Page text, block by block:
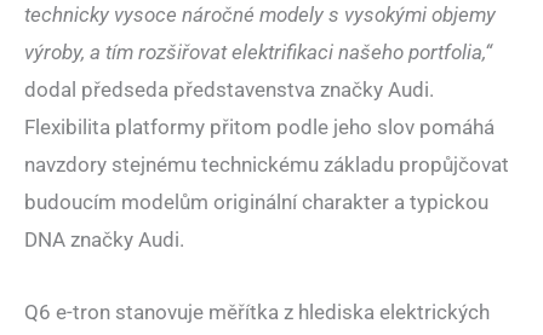
technicky vysoce náročné modely s vysokými objemy
výroby, a tím rozšiřovat elektrifikaci našeho portfolia,“
dodal předseda představenstva značky Audi.
Flexibilita platformy přitom podle jeho slov pomáhá
navzdory stejnému technickému základu propůjčovat
budoucím modelům originální charakter a typickou
DNA značky Audi.
Q6 e-tron stanovuje měřítka z hlediska elektrických